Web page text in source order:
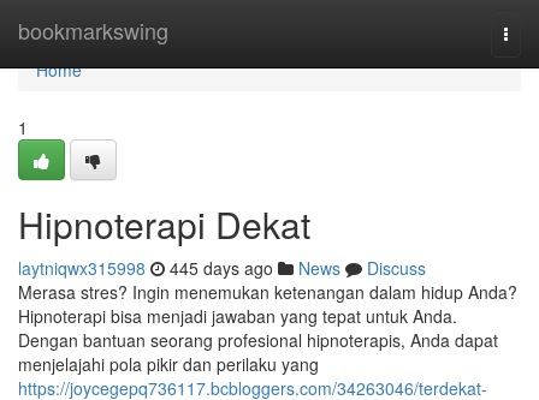
bookmarkswing
Home
Home
1
Hipnoterapi Dekat
laytniqwx315998 445 days ago News
Discuss
Merasa stres? Ingin menemukan ketenangan dalam hidup Anda?
Hipnoterapi bisa menjadi jawaban yang tepat untuk Anda.
Dengan bantuan seorang profesional hipnoterapis, Anda dapat
menjelajahi pola pikir dan perilaku yang
https://joycegepq736117.bcbloggers.com/34263046/terdekat-